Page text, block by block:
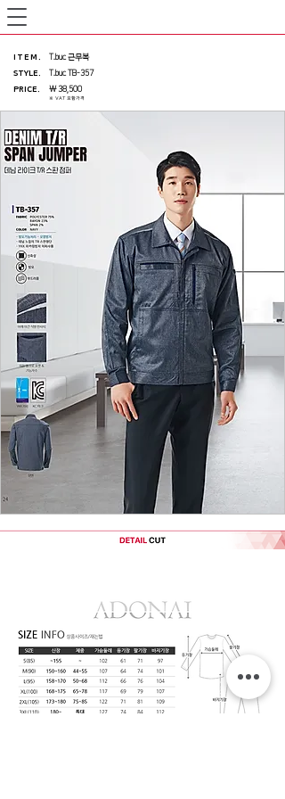
ITEM .
T.buc 근무복
STYLE.
T.buc TB-357
PRICE.
※ VAT 포함가격
₩ 38,500